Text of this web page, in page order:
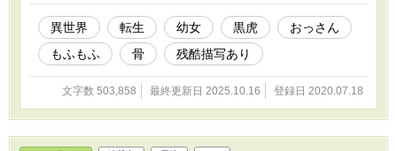
をもらい、その世界に降り立つ。 だが。 「よう
じらなんて、きいてにゃいでしゅよーーー！」
森の中に虚しく響く優希の声に、誰も答える者
はいない。 ステラと名前を変え、女神から遣わ
に気に入られて護られ、冒険者に気に入られ、
ろとやらかす話である。 ★主人公は口が悪いで
す。 ★不定期更新です。
異世界 転生 幼女 黒虎
おっさん
もふもふ
骨 残酷描写あり
文字数 503,858 最終更新日 2025.10.16 登録日 2020.07.18